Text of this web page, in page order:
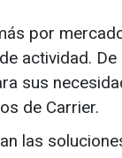
por
actividad.
sus
de Carrier.
las